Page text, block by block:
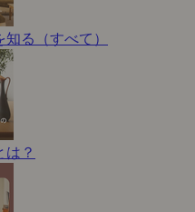
る（すべて）
は？